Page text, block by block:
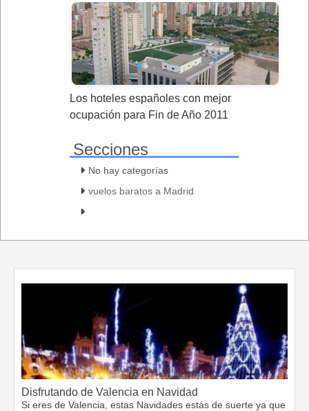
Los hoteles españoles con mejor
ocupación para Fin de Año 2011
Secciones
No hay categorías
vuelos baratos a Madrid
Disfrutando de Valencia en Navidad
Si eres de Valencia, estas Navidades estás de suerte ya que